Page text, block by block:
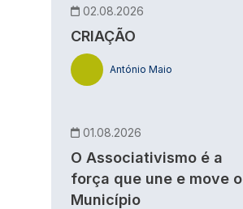
02.08.2026
CRIAÇÃO
António Maio
01.08.2026
O Associativismo é a
força que une e move o
Município